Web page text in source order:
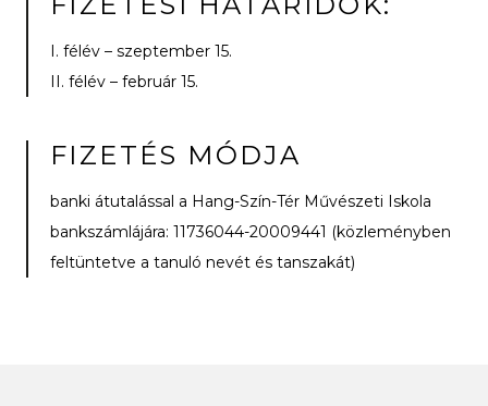
I. félév – szeptember 15.
II. félév – február 15.
FIZETÉS MÓDJA
banki átutalással a Hang-Szín-Tér Művészeti Iskola
bankszámlájára: 11736044-20009441 (közleményben
feltüntetve a tanuló nevét és tanszakát)